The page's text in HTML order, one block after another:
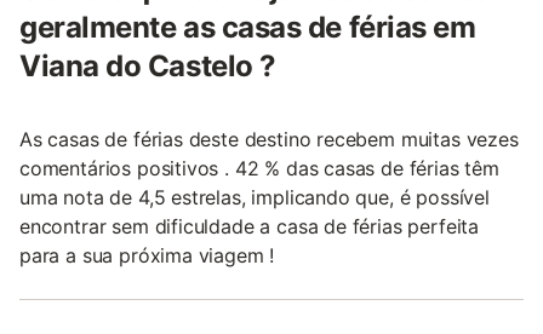
geralmente as casas de férias em
Viana do Castelo ?
As casas de férias deste destino recebem muitas vezes
comentários positivos . 42 % das casas de férias têm
uma nota de 4,5 estrelas, implicando que, é possível
encontrar sem dificuldade a casa de férias perfeita
para a sua próxima viagem !